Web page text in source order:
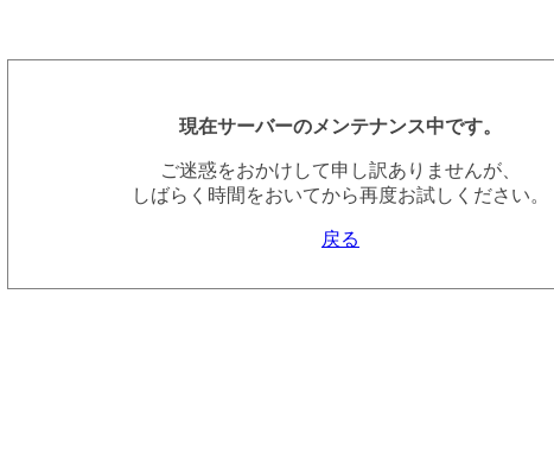
現在サーバーのメンテナンス中です。
ご迷惑をおかけして申し訳ありませんが、
しばらく時間をおいてから再度お試しください。
戻る